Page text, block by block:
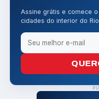
Assine grátis e comece
cidades do interior do